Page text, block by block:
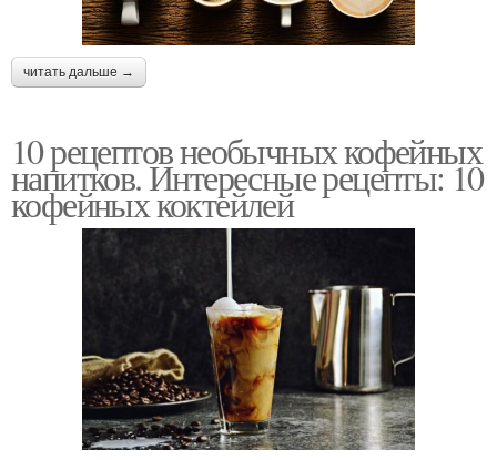
читать дальше →
10 рецептов необычных кофейных
напитков. Интересные рецепты: 10
кофейных коктейлей